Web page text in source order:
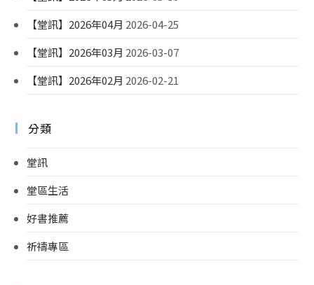
【堂訊】2026年04月 2026-04-25
【堂訊】2026年03月 2026-03-07
【堂訊】2026年02月 2026-02-21
分類
堂訊
堂區生活
好書推薦
祈禱專區